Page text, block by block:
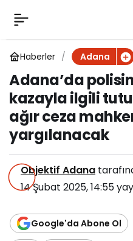
Haberler Adana
Adana’da
kazayla ilgili
ağır ceza
yargılanacak
Objektif Adana
14 Şubat 2025, 14:55
Google'da Abone Ol
Adana’da polisin şehit
olduğu kazayla ilgili
tutuklanan sürücü, ağır
ceza mahkemesinde
yargılanacak